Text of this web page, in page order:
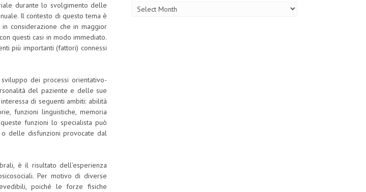
durante lo svolgimento delle
Il contesto di questo tema è
considerazione che in maggior
questi casi in modo immediato.
più importanti (fattori) connessi
dei processi orientativo-
del paziente e delle sue
di seguenti ambiti: abilità
funzioni linguistiche, memoria
funzioni lo specialista può
delle disfunzioni provocate dal
è il risultato dell’esperienza
Per motivo di diverse
poiché le forze fisiche